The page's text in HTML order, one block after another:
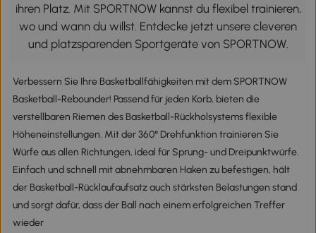
ihren Platz. Mit SPORTNOW kannst du flexibel trainieren,
wo und wann du willst. Entdecke jetzt unsere cleveren
und platzsparenden Sportgeräte von SPORTNOW.
Verbessern Sie Ihre Basketballfähigkeiten mit dem SPORTNOW
Basketball-Rebounder! Passend für jeden Korb, bieten die
verstellbaren Riemen des Basketball-Rückholsystems flexible
Höheneinstellungen. Mit der 360° Drehfunktion trainieren Sie
Würfe aus allen Richtungen, ideal für Sprung- und Dreipunktwürfe.
Einfach und schnell mit abnehmbaren Haken zu befestigen, hält
der Basketball-Rücklaufaufsatz auch stärksten Belastungen stand
und sorgt dafür, dass der Ball nach einem erfolgreichen Treffer
wieder